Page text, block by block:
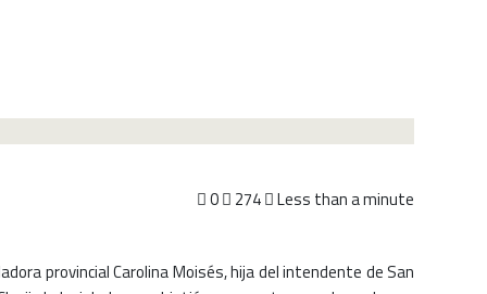
0 274
Less than a minute
provincial Carolina Moisés, hija del intendente de San